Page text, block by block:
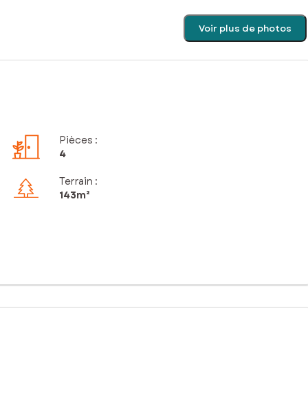
Voir plus de photos
Pièces :
4
Terrain :
143m²